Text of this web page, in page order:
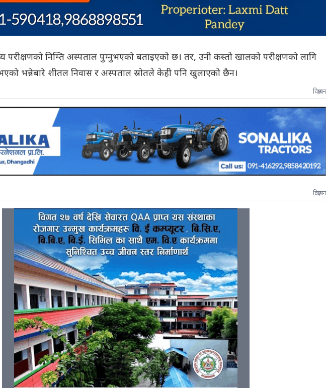
परीक्षणको निम्ति अस्पताल पुग्नुभएको बताइएको छ। तर, उनी कस्तो खालको परीक्षणको लागि
भन्नेबारे शीतल निवास र अस्पताल स्रोतले केही पनि खुलाएको छैन।
विज्ञापन
विज्ञापन